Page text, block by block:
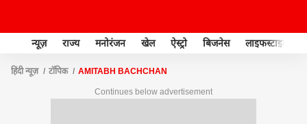
न्यूज़ राज्य मनोरंजन खेल ऐस्ट्रो बिजनेस लाइफस्टाइल
हिंदी न्यूज़ टॉपिक AMITABH BACHCHAN
Continues below advertisement